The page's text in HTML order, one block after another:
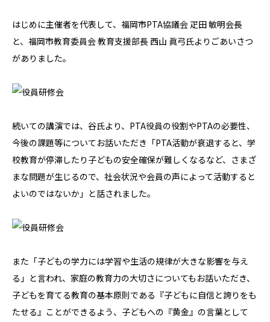
はじめに主催者を代表して、福岡市PTA協議会 疋田 敏明会長
と、福岡市教育委員会 教育支援部長 西山 眞弓氏よりごあいさつ
がありました。
続いての講演では、谷氏より、PTA役員の役割やPTAの必要性、
今後の課題等についてお話いただき「PTA活動が衰退すると、学
校教育が停滞したり子どもの安全確保が難しくなるなど、さまざ
まな問題が生じるので、社会状況や会員の声によって活動すると
よいのではないか」と話されました。
また「子どもの学力には学習や生活の規律が大きな影響を与え
る」と言われ、家庭の教育力の大切さについてもお話いただき、
子どもを育てる教育の基本原則である『子どもに自信と誇りをも
たせる』ことができるよう、子どもへの『黄金』の言葉として